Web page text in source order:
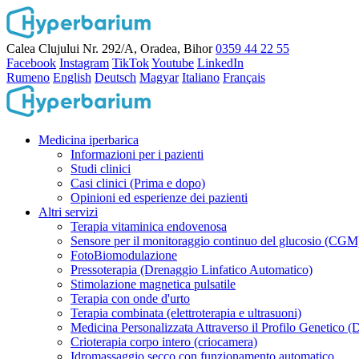
Calea Clujului Nr. 292/A, Oradea, Bihor 0359 44 22 55
Facebook Instagram TikTokYoutube LinkedIn
Rumeno English Deutsch Magyar Italiano Français
Medicina iperbarica
Informazioni per i pazienti
Studi clinici
Casi clinici (Prima e dopo)
Opinioni ed esperienze dei pazienti
Altri servizi
Terapia vitaminica endovenosa
Sensore per il monitoraggio continuo del glucosio
FotoBiomodulazione
Pressoterapia (Drenaggio Linfatico Automatico)
Stimolazione magnetica pulsatile
Terapia con onde d'urto
Terapia combinata (elettroterapia e ultrasuoni)
Medicina Personalizzata Attraverso il Profilo Genetico
Crioterapia corpo intero (criocamera)
Idromassaggio secco con funzionamento automatico